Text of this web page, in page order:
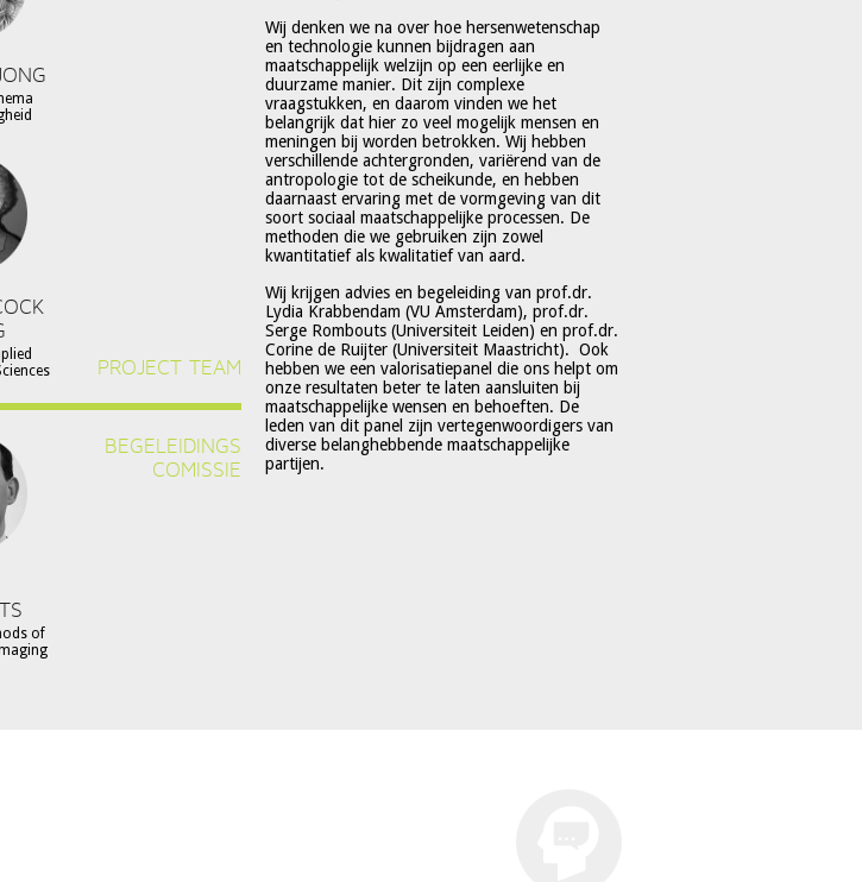
PROJECT TEAM
of
BEGELEIDINGS
COMISSIE
Wij denken we na over hoe hersenwetenschap
en technologie kunnen bijdragen aan
maatschappelijk welzijn op een eerlijke en
duurzame manier. Dit zijn complexe
vraagstukken, en daarom vinden we het
belangrijk dat hier zo veel mogelijk mensen en
meningen bij worden betrokken. Wij hebben
verschillende achtergronden, variërend van de
antropologie tot de scheikunde, en hebben
daarnaast ervaring met de vormgeving van dit
soort sociaal maatschappelijke processen. De
methoden die we gebruiken zijn zowel
kwantitatief als kwalitatief van aard.
Wij krijgen advies en begeleiding van prof.dr.
Lydia Krabbendam (VU Amsterdam), prof.dr.
Serge Rombouts (Universiteit Leiden) en prof.dr.
Corine de Ruijter (Universiteit Maastricht). Ook
hebben we een valorisatiepanel die ons helpt om
onze resultaten beter te laten aansluiten bij
maatschappelijke wensen en behoeften. De
leden van dit panel zijn vertegenwoordigers van
diverse belanghebbende maatschappelijke
partijen.